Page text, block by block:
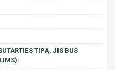
TIPĄ, JIS BUS